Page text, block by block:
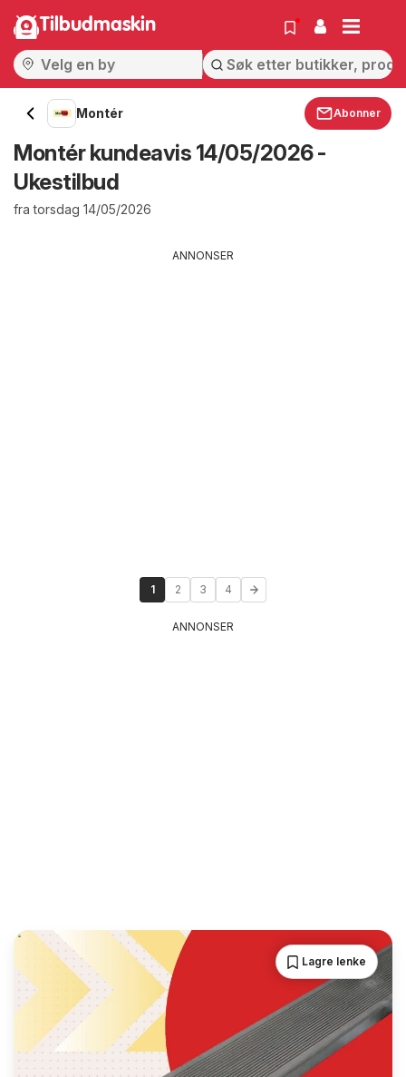
Tilbudmaskin
Montér Abonner
Montér kundeavis 14/05/2026 -
Ukestilbud
fra torsdag 14/05/2026
ANNONSER
1 2 3 4
ANNONSER
Lagre lenke